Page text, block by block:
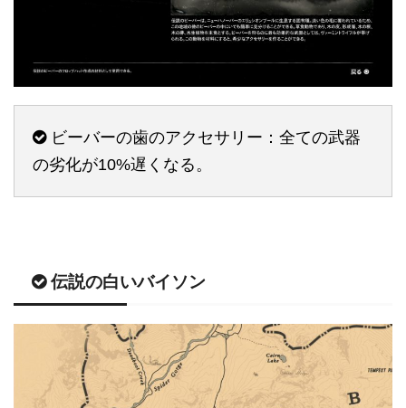
ビーバーの歯のアクセサリー：全ての武器
の劣化が10%遅くなる。
伝説の白いバイソン